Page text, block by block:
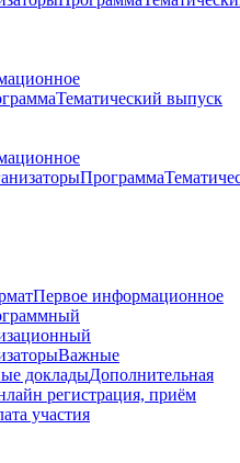
Тематический выпуск
Программа
Первое информационное
Важные
докладыДополнительная
регистрация, приём
участия